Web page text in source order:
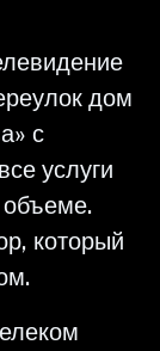
дом
с
услуги
который